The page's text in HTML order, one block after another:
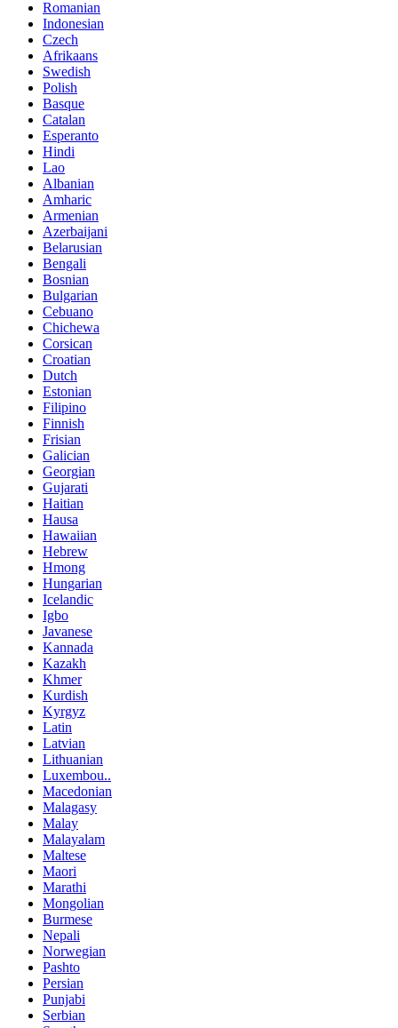
Romanian
Indonesian
Czech
Afrikaans
Swedish
Polish
Basque
Catalan
Esperanto
Hindi
Lao
Albanian
Amharic
Armenian
Azerbaijani
Belarusian
Bengali
Bosnian
Bulgarian
Cebuano
Chichewa
Corsican
Croatian
Dutch
Estonian
Filipino
Finnish
Frisian
Galician
Georgian
Gujarati
Haitian
Hausa
Hawaiian
Hebrew
Hmong
Hungarian
Icelandic
Igbo
Javanese
Kannada
Kazakh
Khmer
Kurdish
Kyrgyz
Latin
Latvian
Lithuanian
Luxembou..
Macedonian
Malagasy
Malay
Malayalam
Maltese
Maori
Marathi
Mongolian
Burmese
Nepali
Norwegian
Pashto
Persian
Punjabi
Serbian